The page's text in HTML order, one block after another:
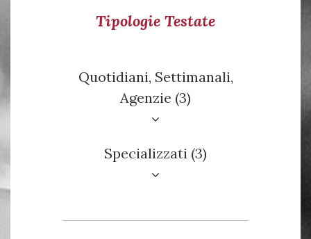
Tipologie Testate
Quotidiani, Settimanali,
Agenzie (3)
Specializzati (3)